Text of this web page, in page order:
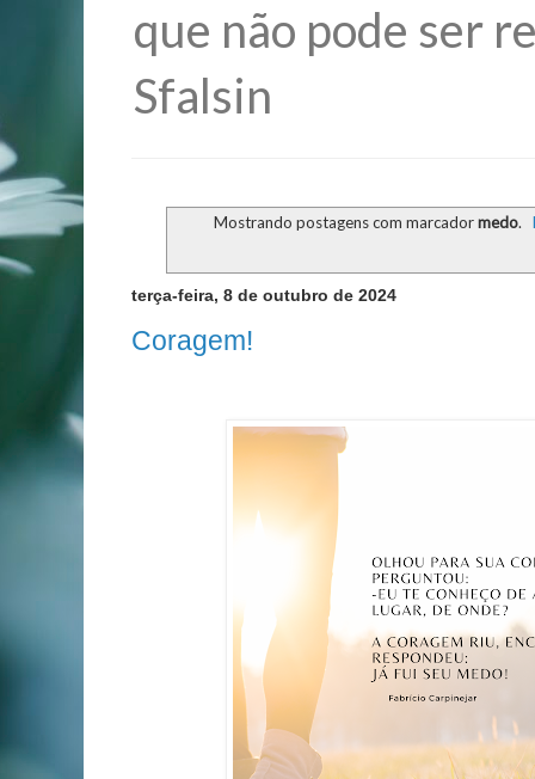
que não pode ser
Sfalsin
Mostrando postagens com marcadormedo.
terça-feira, 8 de outubro de 2024
Coragem!